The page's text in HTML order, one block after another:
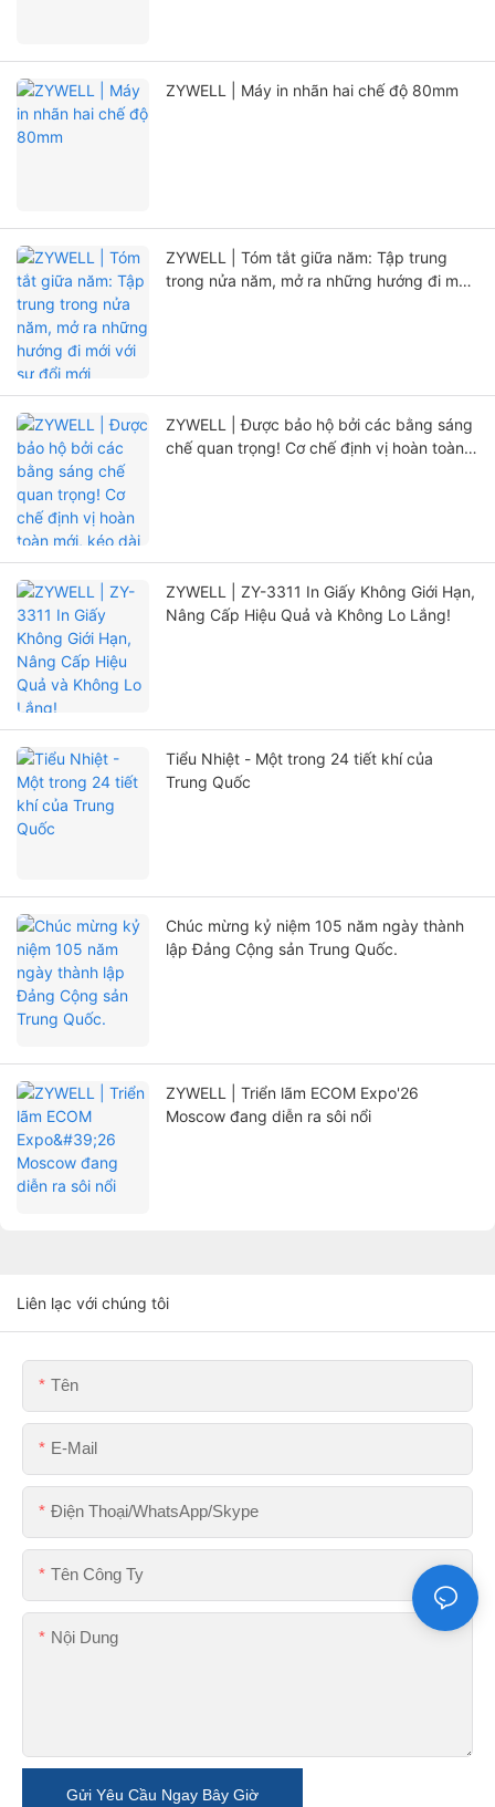
ZYWELL | Máy in nhãn hai chế độ 80mm
ZYWELL | Tóm tắt giữa năm: Tập trung
trong nửa năm, mở ra những hướng đi mới
ZYWELL | Được bảo hộ bởi các bằng sáng
chế quan trọng! Cơ chế định vị hoàn toàn
ZYWELL | ZY-3311 In Giấy Không Giới Hạn,
Nâng Cấp Hiệu Quả và Không Lo Lắng!
Tiểu Nhiệt - Một trong 24 tiết khí của
Trung Quốc
Chúc mừng kỷ niệm 105 năm ngày thành
lập Đảng Cộng sản Trung Quốc.
ZYWELL | Triển lãm ECOM Expo'26
Moscow đang diễn ra sôi nổi
Liên lạc với chúng tôi
Tên
E-Mail
Điện Thoại/WhatsApp/Skype
Tên Công Ty
Nội Dung
Gửi Yêu Cầu Ngay Bây Giờ